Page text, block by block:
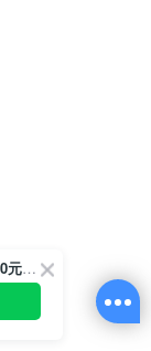
綁定LINE好友 享100元折價券